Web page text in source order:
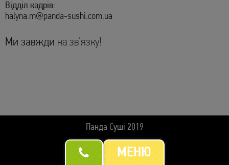
Відділ кадрів:
halyna.m@panda-sushi.com.ua
Ми завжди на зв’язку!
МЕНЮ